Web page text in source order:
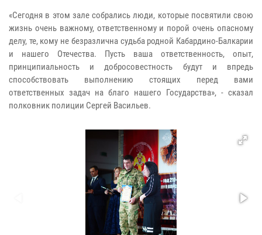
«Сегодня в этом зале собрались люди, которые посвятили свою
жизнь очень важному, ответственному и порой очень опасному
делу, те, кому не безразлична судьба родной Кабардино-Балкарии
и нашего Отечества. Пусть ваша ответственность, опыт,
принципиальность и добросовестность будут и впредь
способствовать выполнению стоящих перед вами
ответственных задач на благо нашего Государства», - сказал
полковник полиции Сергей Васильев.